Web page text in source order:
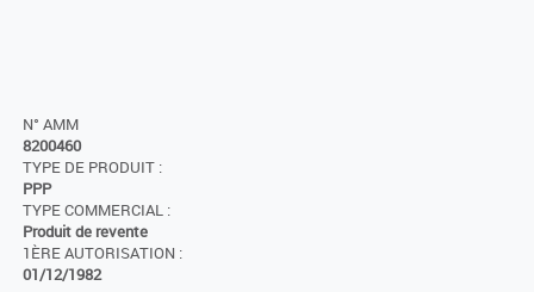
N° AMM
8200460
TYPE DE PRODUIT :
PPP
TYPE COMMERCIAL :
Produit de revente
1ÈRE AUTORISATION :
01/12/1982